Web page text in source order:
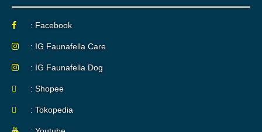
: Facebook
: IG Faunafella Care
: IG Faunafella Dog
: Shopee
: Tokopedia